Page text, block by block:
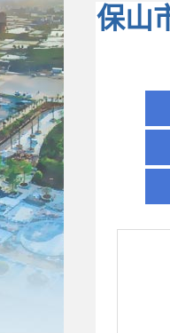
保山